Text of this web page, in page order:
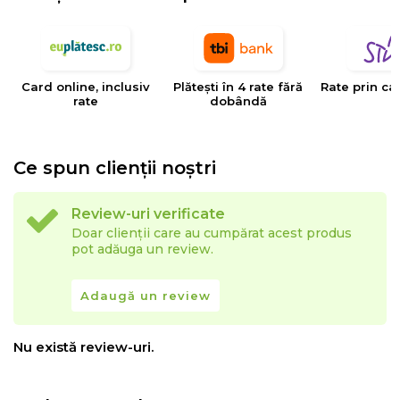
tesaturilor decorative, tapiteriilor si huselor pentru
mobilier. Creativitatea, designul, inovatia si calitatea
sunt valorile care determina stilul si traiectoria Eysa inca
Card online, inclusiv
rate
Plătești în 4 rate fără
dobândă
Rate prin
Ce spun clienții noștri
Review-uri verificate
Doar clienții care au cumpărat acest produs
pot adăuga un review.
Adaugă un review
Nu există review-uri.